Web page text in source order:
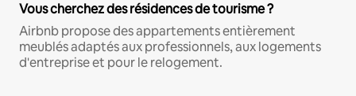
Vous cherchez des résidences de tourisme ?
Airbnb propose des appartements entièrement
meublés adaptés aux professionnels, aux logements
d'entreprise et pour le relogement.